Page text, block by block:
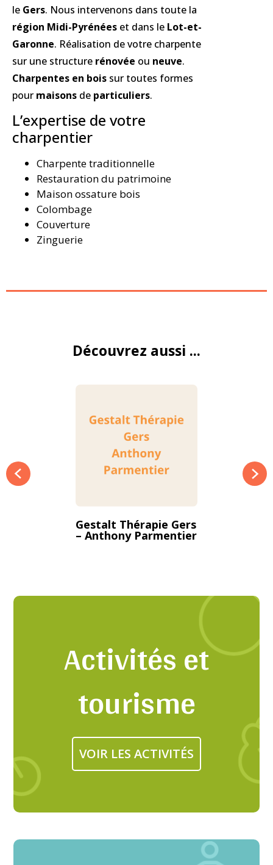
le Gers. Nous intervenons dans toute la
région Midi-Pyrénées et dans le Lot-et-
Garonne. Réalisation de votre charpente
sur une structure rénovée ou neuve.
Charpentes en bois sur toutes formes
pour maisons de particuliers.
L’expertise de votre
charpentier
Charpente traditionnelle
Restauration du patrimoine
Maison ossature bois
Colombage
Couverture
Zinguerie
Découvrez aussi ...
Gestalt Thérapie Gers
– Anthony Parmentier
Activités et
tourisme
VOIR LES ACTIVITÉS